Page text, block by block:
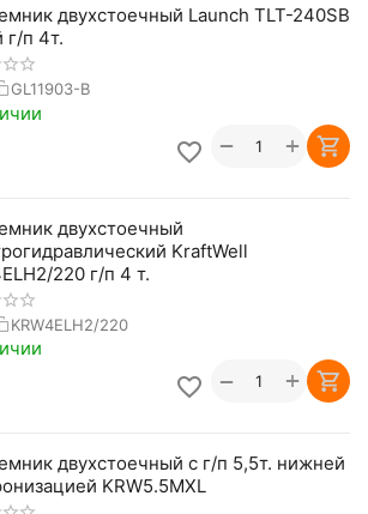
двухстоечный Launch TLT-240SB
г/п 4т.
GL11903-B
+
−
двухстоечный
KraftWell
220 г/п 4 т.
KRW4ELH2/220
+
−
двухстоечный с г/п 5,5т. нижней
KRW5.5MXL